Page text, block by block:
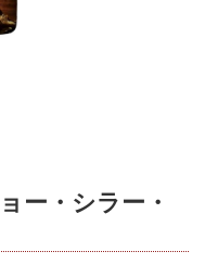
ー・シラー・